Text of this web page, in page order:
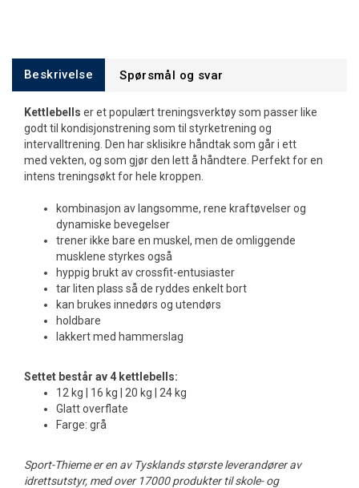
Beskrivelse Spørsmål og svar
Kettlebells er et populært treningsverktøy som passer like
godt til kondisjonstrening som til styrketrening og
intervalltrening. Den har sklisikre håndtak som går i ett
med vekten, og som gjør den lett å håndtere. Perfekt for en
intens treningsøkt for hele kroppen.
kombinasjon av langsomme, rene kraftøvelser og
dynamiske bevegelser
trener ikke bare en muskel, men de omliggende
musklene styrkes også
hyppig brukt av crossfit-entusiaster
tar liten plass så de ryddes enkelt bort
kan brukes innedørs og utendørs
holdbare
lakkert med hammerslag
Settet består av 4 kettlebells:
12 kg | 16 kg | 20 kg | 24 kg
Glatt overflate
Farge: grå
Sport-Thieme er en av Tysklands største leverandører av
idrettsutstyr, med over 17000 produkter til skole- og